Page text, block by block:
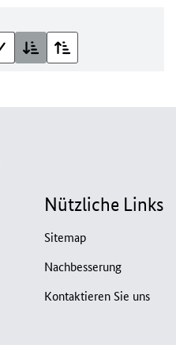
Nützliche Links
Sitemap
Nachbesserung
Kontaktieren Sie uns